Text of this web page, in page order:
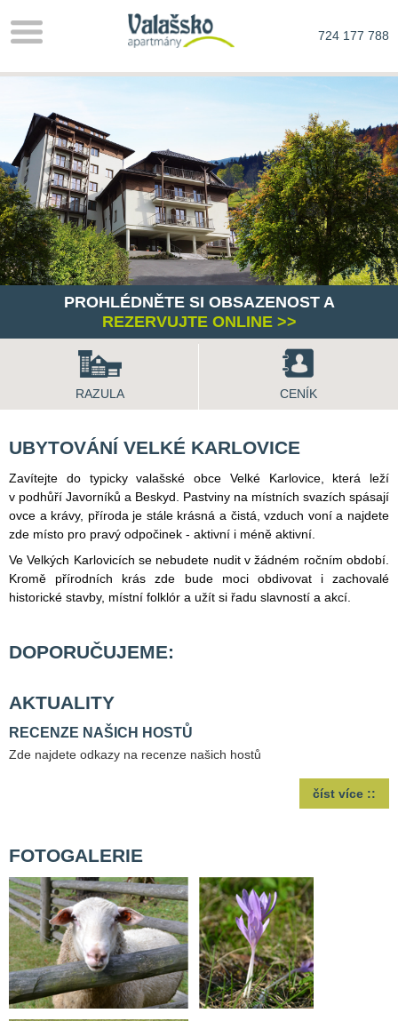
724 177 788
PROHLÉDNĚTE SI OBSAZENOST A
REZERVUJTE ONLINE >>
RAZULA CENÍK
UBYTOVÁNÍ VELKÉ KARLOVICE
Zavítejte do typicky valašské obce Velké Karlovice, která leží
v podhůří Javorníků a Beskyd. Pastviny na místních svazích spásají
ovce a krávy, příroda je stále krásná a čistá, vzduch voní a najdete
zde místo pro pravý odpočinek - aktivní i méně aktivní.
Ve Velkých Karlovicích se nebudete nudit v žádném ročním období.
Kromě přírodních krás zde bude moci obdivovat i zachovalé
historické stavby, místní folklór a užít si řadu slavností a akcí.
DOPORUČUJEME:
AKTUALITY
RECENZE NAŠICH HOSTŮ
Zde najdete odkazy na recenze našich hostů
číst více ::
FOTOGALERIE